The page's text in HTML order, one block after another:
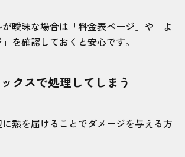
曖昧な場合は「料金表ページ」や「よ
を確認しておくと安心です。
クスで処理してしまう
熱を届けることでダメージを与える方